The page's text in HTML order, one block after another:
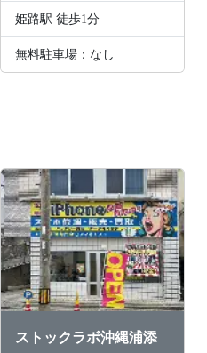
姫路駅 徒歩1分
無料駐車場：なし
ストックラボ沖縄浦添